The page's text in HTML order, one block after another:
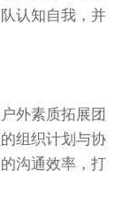
认知自我，并
外素质拓展团
组织计划与协
沟通效率，打